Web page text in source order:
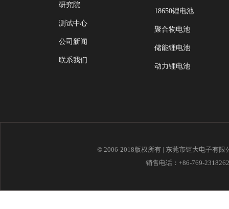
研究院
测试中心
公司新闻
联系我们
18650锂电池
聚合物电池
储能锂电池
动力锂电池
© 2006-2018版权所有 | 东莞市钜大电子有
销售电话：+86-769-